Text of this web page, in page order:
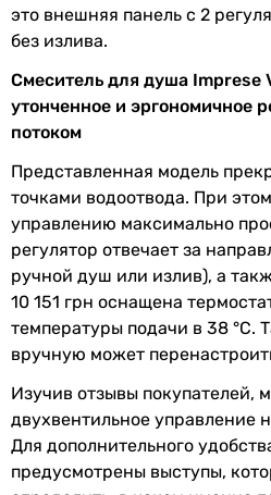
Дополнительно на 3
Физические характеристики
Цвет
Ширина 150 мм
Глубина 146 мм
Высота 190 мм
Гарантия
Гарантия 60 мес.
Увидели ошибку в описании
Сообщите нам об этом!
Сообщить об ошибке
это внешняя панель с 2
без излива.
Смеситель для душа Imprese
утонченное и эргономичное
потоком
Представленная модель
точками водоотвода. При
управлению максимально
регулятор отвечает за
ручной душ или излив), а
10 151 грн оснащена
температуры подачи в 38 °C.
вручную может
Изучив отзывы покупателей,
двухвентильное управление
Для дополнительного
предусмотрены выступы,